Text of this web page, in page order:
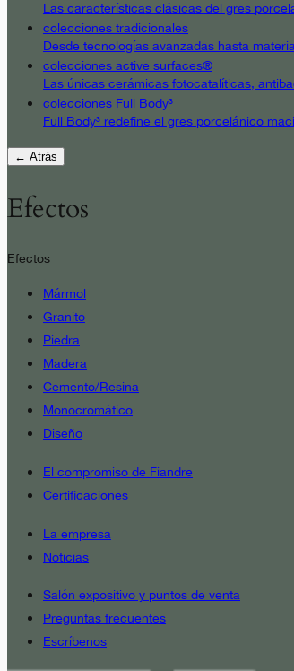
Las características clásicas del gres
colecciones tradicionales
Desde tecnologías avanzadas hasta
colecciones active surfaces®
Las únicas cerámicas fotocatalíticas,
colecciones Full Body³
Full Body³ redefine el gres porcelánico
← Atrás
Efectos
Efectos
Mármol
Granito
Piedra
Madera
Cemento/Resina
Monocromático
Diseño
El compromiso de Fiandre
Certificaciones
La empresa
Noticias
Salón expositivo y puntos de venta
Preguntas frecuentes
Escríbenos